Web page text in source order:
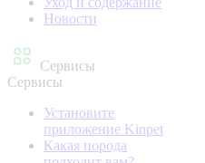
Новости
Сервисы
Сервисы
Установите
приложение Kinpet
Какая порода